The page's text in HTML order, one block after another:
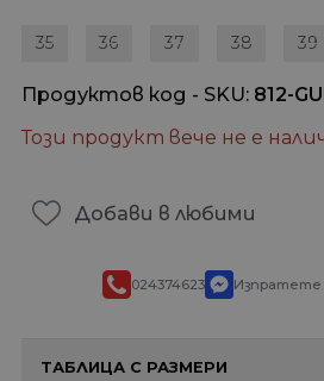
35 36 37 38 39
Продуктов код - SKU 812-
Този продукт вече не е
Добави в любими
024374623 Изпратете
ТАБЛИЦА С РАЗМЕРИ